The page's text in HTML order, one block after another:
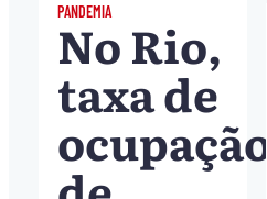
PANDEMIA
No Rio,
taxa de
ocupação